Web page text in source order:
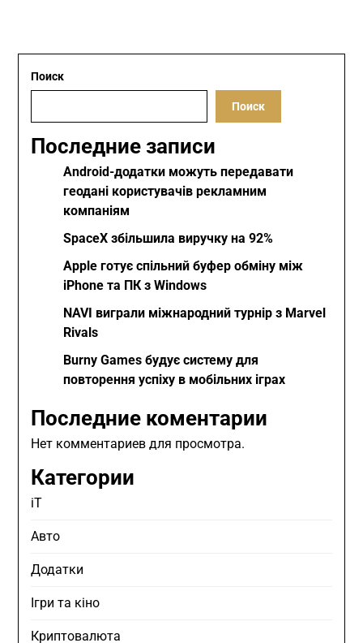
Поиск
Поиск
Последние записи
Android-додатки можуть передавати
геодані користувачів рекламним
компаніям
SpaceX збільшила виручку на 92%
Apple готує спільний буфер обміну між
iPhone та ПК з Windows
NAVI виграли міжнародний турнір з Marvel
Rivals
Burny Games будує систему для
повторення успіху в мобільних іграх
Последние коментарии
Нет комментариев для просмотра.
Категории
iT
Авто
Додатки
Ігри та кіно
Криптовалюта